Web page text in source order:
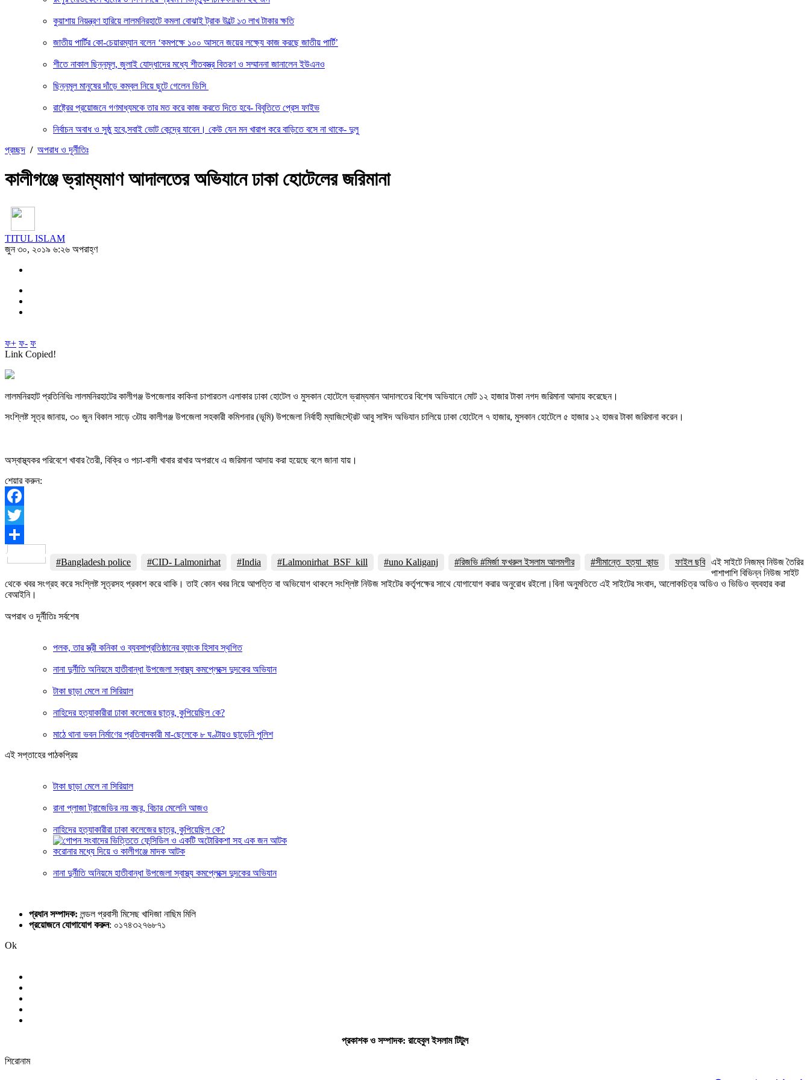
কুয়াশায় নিয়ন্ত্রণ হারিয়ে লালমনিরহাটে কমলা বোঝাই ট্রাক উল্টে ১৩ লাখ টাকার ক্ষতি
জাতীয় পার্টির কো-চেয়ারম্যান বলেন ‘কমপক্ষে ১০০ আসনে জয়ের লক্ষ্যে কাজ করছে জাতীয় পার্টি’
শীতে নাকাল ছিন্নমূল, জুলাই যোদ্ধাদের মধ্যে শীতবস্ত্র বিতরণ ও সম্মাননা জানালেন ইউএনও
ছিন্নমূল মানুষের দাঁড়ে কম্বল নিয়ে ছুটে গেলেন ডিসি
রাষ্ট্রের প্রয়োজনে গণমাধ্যমকে তার মত করে কাজ করতে দিতে হবে- বিবৃতিতে প্রেস ফাইভ
নির্বাচন অবাধ ও সুষ্ঠু হবে,সবাই ভোট কেন্দ্রে যাবেন। কেউ যেন মন খারাপ করে বাড়িতে বসে না থাকে- দুলু
প্রচ্ছদ / অপরাধ ও দূর্নীতিঃ
কালীগঞ্জে ভ্রাম্যমাণ আদালতের অভিযানে ঢাকা হোটেলের জরিমানা
TITUL ISLAM
জুন ৩০, ২০১৯ ৬:২৬ অপরাহ্ণ
ফ+ ফ- ফ
Link Copied!
লালমনিরহাট প্রতিনিধিঃ লালমনিরহাটের কালীগঞ্জ উপজেলার কাকিনা চাপারতল এলাকার ঢাকা হোটেল ও মুসকান হোটেলে ভ্রাম্যমান আদালতের বিশেষ অভিযানে মোট ১২ হাজার টাকা নগদ জরিমানা আদায় করেছেন।
সংশ্লিষ্ট সূত্র জানায়, ৩০ জুন বিকাল সাড়ে ৩টায় কালীগঞ্জ উপজেলা সহকারী কমিশনার (ভূমি) উপজেলা নির্বাহী ম্যাজিস্ট্রেট আবু সাঈদ অভিযান চালিয়ে ঢাকা হোটেলে ৭ হাজার, মুসকান হোটেলে ৫ হাজার ১২ হাজর টাকা জরিমানা করেন।
অস্বাস্থ্যকর পরিবেশে খাবার তৈরী, বিক্রি ও পচা-বাসী খাবার রাখার অপরাধে এ জরিমানা আদায় করা হয়েছে বলে জানা যায়।
শেয়ার করুন:
Facebook
Twitter
#Bangladesh police
#CID- Lalmonirhat #India #Lalmonirhat_BSF_kill #uno Kaliganj #রিজভি #মির্জা ফখরুল ইসলাম আলমগীর #সীমান্তে_হত্যা_কান্ড ফাইল ছবি এই সাইটে নিজম্ব নিউজ তৈরির
পাশাপাশি বিভিন্ন নিউজ সাইট
থেকে খবর সংগ্রহ করে সংশ্লিষ্ট সূত্রসহ প্রকাশ করে থাকি। তাই কোন খবর নিয়ে আপত্তি বা অভিযোগ থাকলে সংশ্লিষ্ট নিউজ সাইটের কর্তৃপক্ষের সাথে যোগাযোগ করার অনুরোধ রইলো।বিনা অনুমতিতে এই সাইটের সংবাদ, আলোকচিত্র অডিও ও ভিডিও ব্যবহার করা
বেআইনি।
অপরাধ ও দূর্নীতিঃ সর্বশেষ
পলক, তার স্ত্রী কনিকা ও ব্যবসাপ্রতিষ্ঠানের ব্যাংক হিসাব স্থগিত
নানা দুর্নীতি অনিয়মে হাতীবান্ধা উপজেলা স্বাস্থ্য কমপ্লেক্সে দুদকের অভিযান
টাকা ছাড়া মেলে না সিরিয়াল
নাহিদের হত্যাকারীরা ঢাকা কলেজের ছাত্র, কুপিয়েছিল কে?
মাঠে থানা ভবন নির্মাণের প্রতিবাদকারী মা-ছেলেকে ৮ ঘণ্টায়ও ছাড়েনি পুলিশ
এই সপ্তাহের পাঠকপ্রিয়
টাকা ছাড়া মেলে না সিরিয়াল
রানা প্লাজা ট্রাজেডির নয় বছর, বিচার মেলেনি আজও
নাহিদের হত্যাকারীরা ঢাকা কলেজের ছাত্র, কুপিয়েছিল কে?
করোনার মধ্যে দিয়ে ও কালীগঞ্জে মাদক আটক
নানা দুর্নীতি অনিয়মে হাতীবান্ধা উপজেলা স্বাস্থ্য কমপ্লেক্সে দুদকের অভিযান
প্রধান সম্পাদক: লন্ডল প্রবাসী মিসেছ খাদিজা নাছিম মিলি
প্রয়োজনে যোগাযোগ করুন: ০১৭৪৩২৭৬৮৭১
Ok
প্রকাশক ও সম্পাদক: রাহেবুল ইসলাম টিটুল
শিরোনাম